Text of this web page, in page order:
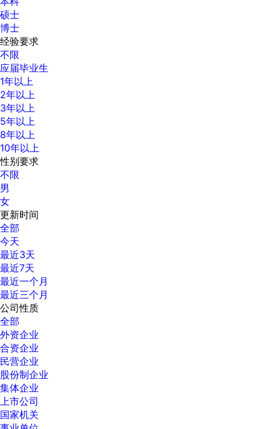
硕士
博士
经验要求
不限
应届毕业生
1年以上
2年以上
3年以上
5年以上
8年以上
10年以上
性别要求
不限
男
女
更新时间
全部
今天
最近3天
最近7天
最近一个月
最近三个月
公司性质
全部
外资企业
合资企业
民营企业
股份制企业
集体企业
上市公司
国家机关